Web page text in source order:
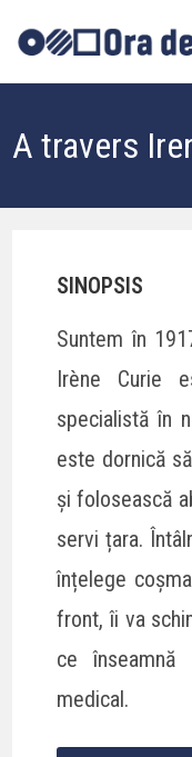
A travers
SINOPSIS
Suntem în
Irène Curie
specialistă în
este dornică
și folosească
servi țara.
înțelege
front, îi va
ce înseamnă
medical.